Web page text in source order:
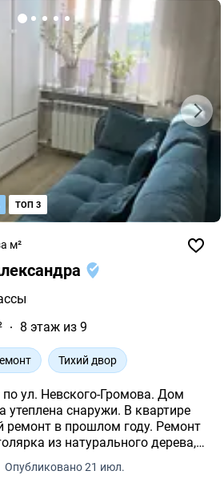
м²
8 этаж из 9
Тихий двор
по ул. Невского-Громова. Дом
утеплена снаружи. В квартире
ремонт в прошлом году. Ремонт
из натурального дерева,
стены и потолки. Квартира
Опубликовано 21 июл.
ТОП 3